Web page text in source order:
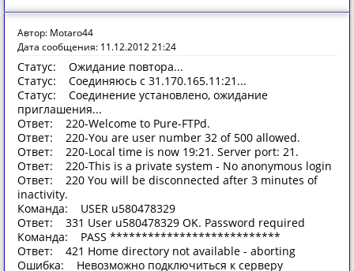
Автор: Motaro44
Дата сообщения: 11.12.2012 21:24
Статус: Ожидание повтора...
Статус: Соединяюсь с 31.170.165.11:21...
Статус: Соединение установлено, ожидание
приглашения...
Ответ: 220-Welcome to Pure-FTPd.
Ответ: 220-You are user number 32 of 500 allowed.
Ответ: 220-Local time is now 19:21. Server port: 21.
Ответ: 220-This is a private system - No anonymous login
Ответ: 220 You will be disconnected after 3 minutes of
inactivity.
Команда: USER u580478329
Ответ: 331 User u580478329 OK. Password required
Команда: PASS ***************************
Ответ: 421 Home directory not available - aborting
Ошибка: Невозможно подключиться к серверу